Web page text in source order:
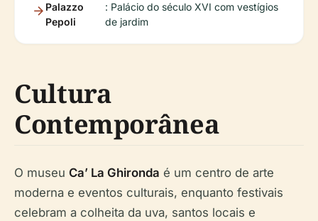
Palazzo
Pepoli
: Palácio do século XVI com vestígios
de jardim
Cultura
Contemporânea
O museu Ca’ La Ghironda é um centro de arte
moderna e eventos culturais, enquanto festivais
celebram a colheita da uva, santos locais e